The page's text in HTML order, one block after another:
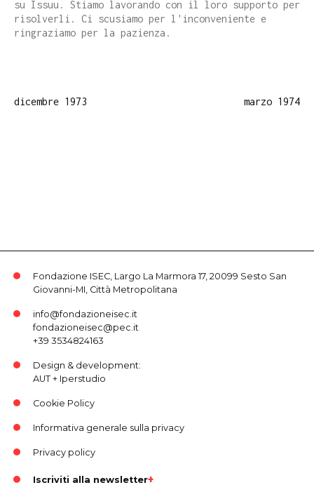
su Issuu. Stiamo lavorando con il loro supporto per
risolverli. Ci scusiamo per l'inconveniente e
ringraziamo per la pazienza.
dicembre 1973 marzo 1974
Fondazione ISEC, Largo La Marmora 17, 20099 Sesto San
Giovanni-MI, Città Metropolitana
info@fondazioneisec.it
fondazioneisec@pec.it
+39 3534824163
Design & development:
AUT+ Iperstudio
Cookie Policy
Informativa generale sulla privacy
Privacy policy
Iscriviti alla newsletter